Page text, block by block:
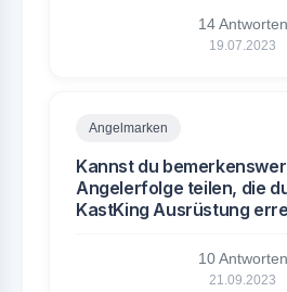
14 Antworten
19.07.2023
Angelmarken
Kannst du
Angelerfolge teilen, die
KastKing Ausrüstung
10 Antworten
21.09.2023